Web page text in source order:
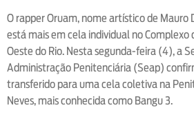
O rapper Oruam, nome artístico de Mauro
está mais em cela individual no Complexo
Oeste do Rio. Nesta segunda-feira (4), a
Administração Penitenciária (Seap)
transferido para uma cela coletiva na
Neves, mais conhecida como Bangu 3.